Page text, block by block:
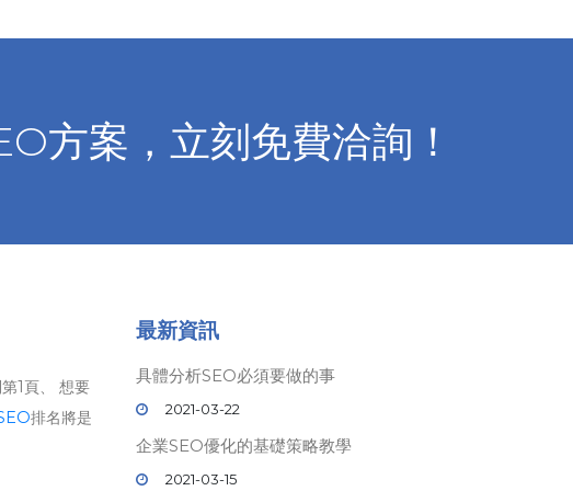
方案，立刻免費洽詢！
1頁、 想要
排名將是
最新資訊
具體分析SEO必須要做的事
2021-03-22
企業SEO優化的基礎策略教學
2021-03-15